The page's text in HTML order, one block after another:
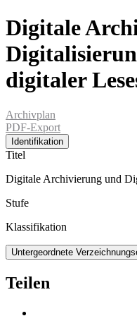
Digitale
digitaler
Archivplan
PDF-Export
Identifikation
Titel
Digitale Archivierung und
Stufe
Klassifikation
Untergeordnete
Teilen